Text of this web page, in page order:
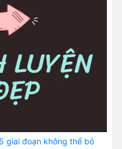
giai đoạn không thể bỏ